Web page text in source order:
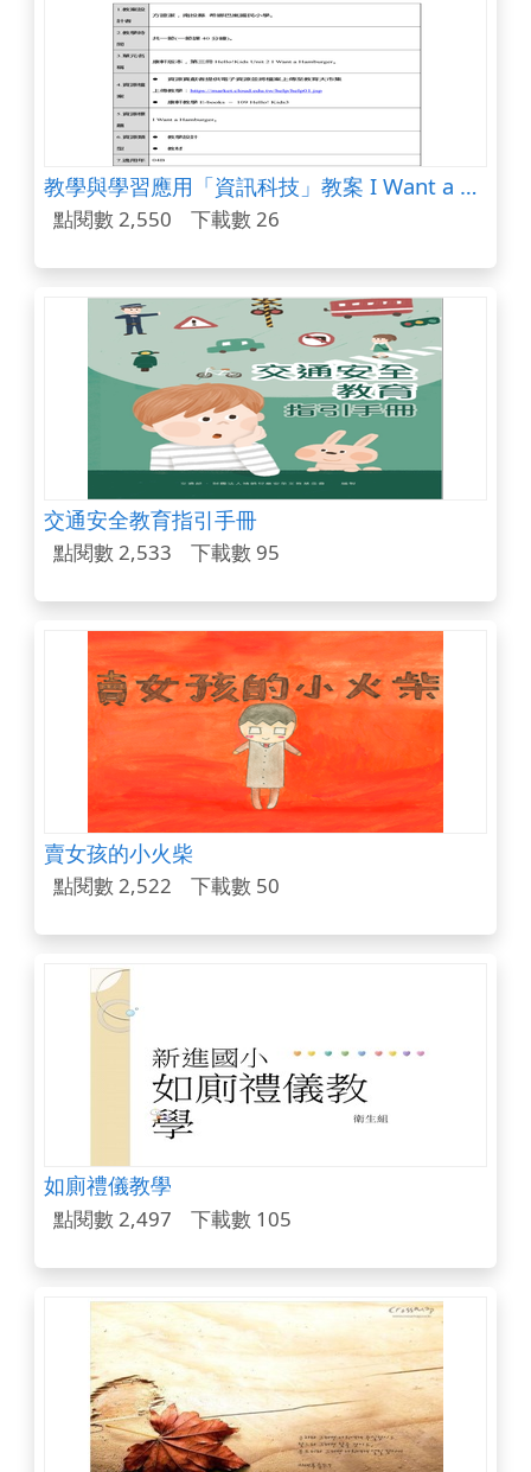
教學與學習應用「資訊科技」教案 I Want a Hamburger
點閱數 2,550 下載數 26
交通安全教育指引手冊
點閱數 2,533 下載數 95
賣女孩的小火柴
點閱數 2,522 下載數 50
如廁禮儀教學
點閱數 2,497 下載數 105